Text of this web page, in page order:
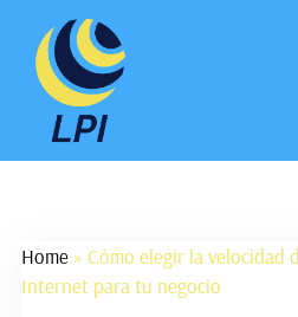
Home» Cómo elegir la velocidad
Internet para tu negocio